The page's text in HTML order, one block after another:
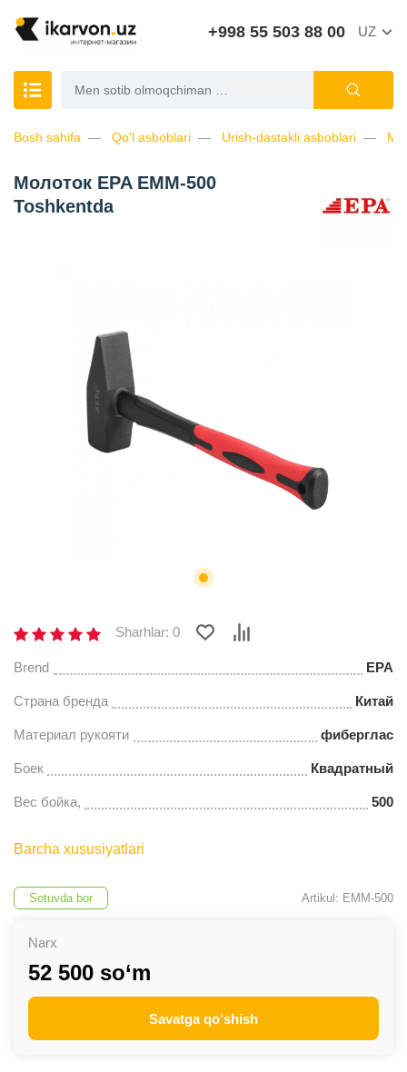
+998 55 503 88 00 UZ
Bosh sahifa Qo'l asboblari Urish-dastakli asboblari
Молоток EPA EMM-500
Toshkentda
Sharhlar: 0
Brend EPA
Страна бренда Китай
Материал рукояти фиберглас
Боек Квадратный
Вес бойка, 500
Barcha xususiyatlari
Sotuvda bor Artikul: EMM-500
Narx
52 500 so‘m
Savatga qo‘shish